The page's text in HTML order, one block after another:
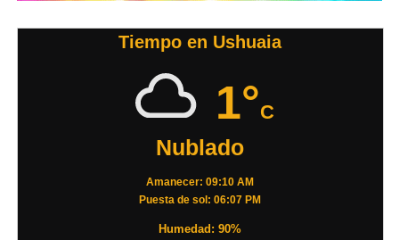
Tiempo en Ushuaia
1°C
Nublado
Amanecer: 09:10 AM
Puesta de sol: 06:07 PM
Humedad: 90%